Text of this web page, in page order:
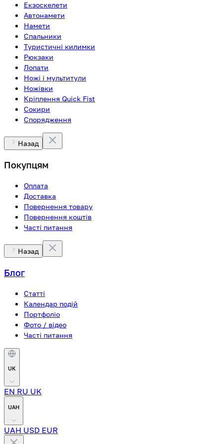
Екзоскелети
Автонамети
Намети
Спальники
Туристичні килимки
Рюкзаки
Лопати
Ножі і мультитули
Ножівки
Кріплення Quick Fist
Сокири
Спорядження
Назад
Покупцям
Оплата
Доставка
Повернення товару
Повернення коштів
Часті питання
Назад
Блог
Статті
Календар подій
Портфоліо
Фото / відео
Часті питання
UK
EN RU UK
UAH
UAH USD EUR